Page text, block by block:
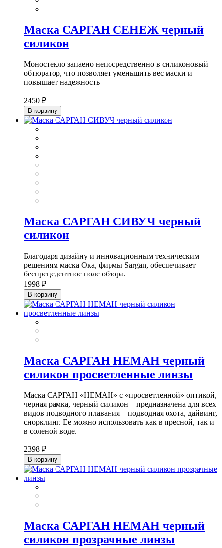
Маска САРГАН СЕНЕЖ черный
силикон
Моностекло запаено непосредственно в силиконовый
обтюратор, что позволяет уменьшить вес маски и
повышает надежность
2450 ₽
В корзину
Маска САРГАН СИВУЧ черный
силикон
Благодаря дизайну и инновационным техническим
решениям маска Ока, фирмы Sargan, обеспечивает
беспрецедентное поле обзора.
1998 ₽
В корзину
Маска САРГАН НЕМАН черный
силикон просветленные линзы
Маска САРГАН «НЕМАН» с «просветленной» оптикой,
черная рамка, черный силикон – предназначена для всех
видов подводного плавания – подводная охота, дайвинг,
снорклинг. Ее можно использовать как в пресной, так и
в соленой воде.
2398 ₽
В корзину
Маска САРГАН НЕМАН черный
силикон прозрачные линзы